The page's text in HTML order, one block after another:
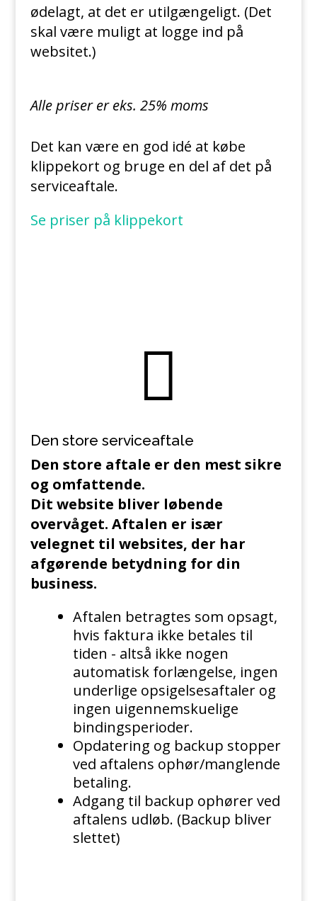
ødelagt, at det er utilgængeligt. (Det
skal være muligt at logge ind på
websitet.)
Alle priser er eks. 25% moms
Det kan være en god idé at købe
klippekort og bruge en del af det på
serviceaftale.
Se priser på klippekort

Den store serviceaftale
Den store aftale er den mest sikre
og omfattende.
Dit website bliver løbende
overvåget. Aftalen er især
velegnet til websites, der har
afgørende betydning for din
business.
Aftalen betragtes som opsagt,
hvis faktura ikke betales til
tiden - altså ikke nogen
automatisk forlængelse, ingen
underlige opsigelsesaftaler og
ingen uigennemskuelige
bindingsperioder.
Opdatering og backup stopper
ved aftalens ophør/manglende
betaling.
Adgang til backup ophører ved
aftalens udløb. (Backup bliver
slettet)